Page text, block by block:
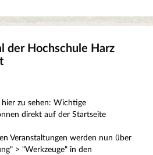
der Hochschule Harz
hier zu sehen: Wichtige
direkt auf der Startseite
Veranstaltungen werden nun über
> "Werkzeuge" in den